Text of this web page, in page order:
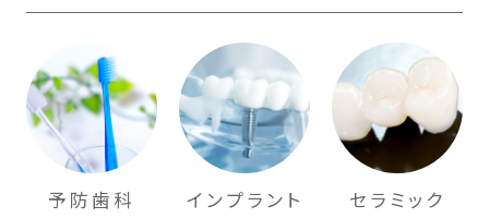
予防歯科 インプラント セラミック